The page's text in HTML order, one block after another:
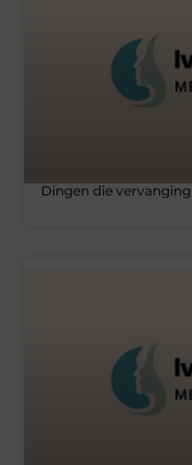
Dingen die